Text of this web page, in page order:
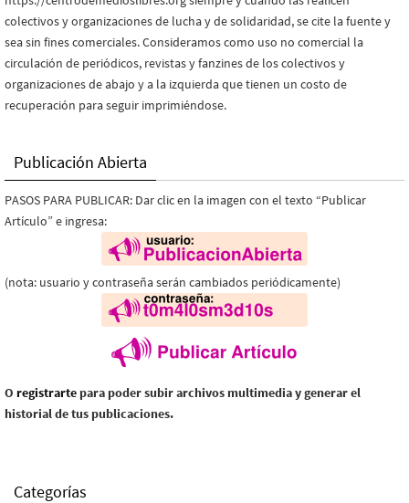
colectivos y organizaciones de lucha y de solidaridad, se cite la fuente y
sea sin fines comerciales. Consideramos como uso no comercial la
circulación de periódicos, revistas y fanzines de los colectivos y
organizaciones de abajo y a la izquierda que tienen un costo de
recuperación para seguir imprimiéndose.
Publicación Abierta
PASOS PARA PUBLICAR: Dar clic en la imagen con el texto “Publicar
Artículo” e ingresa:
(nota: usuario y contraseña serán cambiados periódicamente)
O registrarte para poder subir archivos multimedia y generar el
historial de tus publicaciones.
Categorías